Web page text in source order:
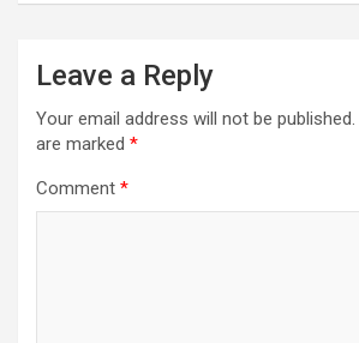
Leave a Reply
Your email address will not be published.
are marked *
Comment *